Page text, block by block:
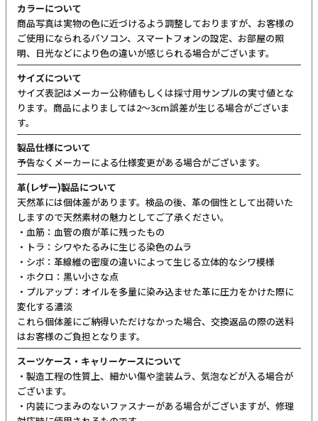
カラーについて
商品写真は実物の色に近づけるよう調整しておりますが、お客様の
ご使用になられるパソコン、スマートフォンの設定、お部屋の照
明、日光などにより色の違いが感じられる場合がございます。
サイズについて
サイズ表記はメーカー公称値もしくは採寸用サンプルの実寸値とな
ります。商品によりましては2〜3cm誤差が生じる場合がございま
す。
製品仕様について
予告なくメーカーによる仕様変更がある場合がございます。
革(レザー)製品について
天然革には個体差があります。検品の後、革の個性として出荷いた
しますので天然素材の魅力としてご了承ください。
・血筋：血管の痕が革に残ったもの
・トラ：シワやたるみに生じる染色のムラ
・シボ：革線維の密度の違いによって生じる立体的なシワ模様
・ホクロ：黒い小さな点
・プルアップ：オイルを多量に染み込ませた革に圧力をかけた際に
変化する濃淡
これら個体差にご納得いただけなかった場合、交換返品の際の送料
はお客様のご負担となります。
スーツケース・キャリーケースについて
・製造工程の性質上、細かい傷や塗装ムラ、気泡などが入る場合が
ございます。
・内装につまみのないファスナーがある場合がございますが、修理